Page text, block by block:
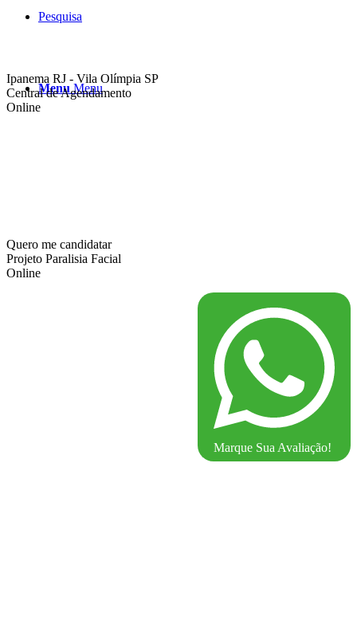
Pesquisa
Menu Menu
Ipanema RJ - Vila Olímpia SP
Central de Agendamento
Online
Quero me candidatar
Projeto Paralisia Facial
Online
Marque Sua Avaliação!